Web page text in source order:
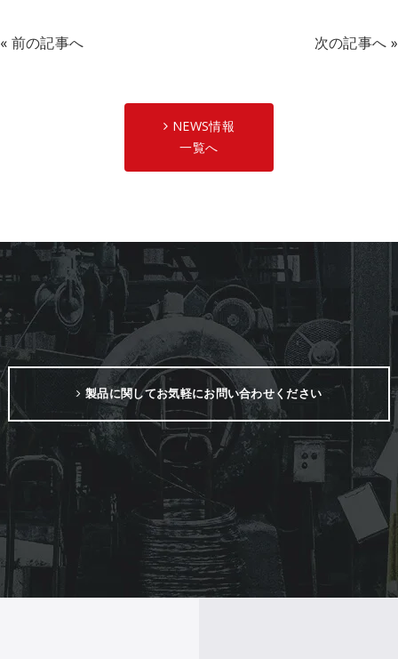
« 前の記事へ
NEWS情報
一覧へ
次の記事へ »
製品に関してお気軽にお問い合わせください